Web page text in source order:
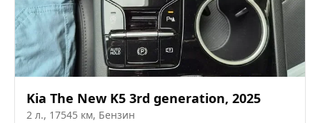
Kia The New K5 3rd generation, 2025
2 л., 17545 км, Бензин